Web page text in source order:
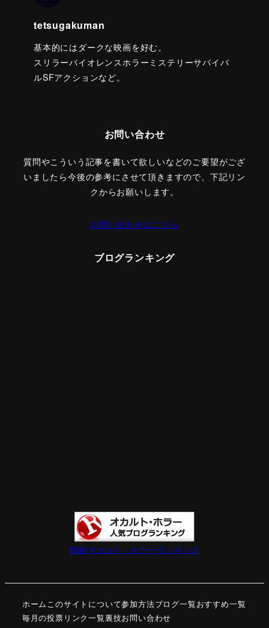
tetsugakuman
基本的にはダークな映画を好む。
スリラーバイオレンスホラーミステリーサバイバ
ルSFアクションなど。
お問い合わせ
質問やこういう記事を書いて欲しいなどのご要望がござ
いましたら今後の参考にさせて頂きますので、下記リン
クからお願いします。
お問い合わせはこちら
ブログランキング
映画(オカルト・ホラー)ランキング
ホームこのサイトについて参加方法ブログ一覧おすすめ一覧
毎月の投票 リンク一覧裏技お問い合わせ